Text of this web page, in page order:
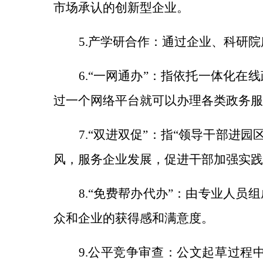
市场承认的创新型企业。
5.产学研合作：通过企业、科研
6.“一网通办”：指依托一体化在
过一个网络平台就可以办理各类政务
7.“双进双促”：指“领导干部进
风，服务企业发展，促进干部加强实
8.“免费帮办代办”：由专业人员
众和企业的获得感和满意度。
9.公平竞争审查：公文起草过程